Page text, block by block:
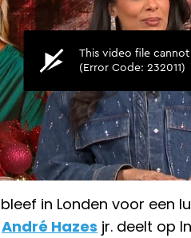
in Londen voor een
André Hazes jr. deelt op